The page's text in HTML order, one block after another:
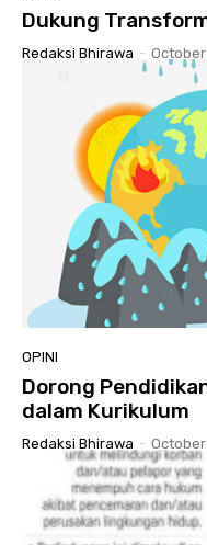
Dukung
Redaksi Bhirawa -
OPINI
Dorong
dalam Kurikulum
Redaksi Bhirawa -